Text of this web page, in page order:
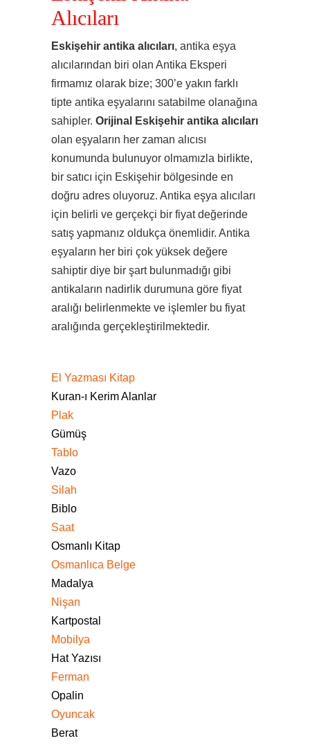
Alıcıları
Eskişehir antika alıcıları, antika eşya
alıcılarından biri olan Antika Eksperi
firmamız olarak bize; 300’e yakın farklı
tipte antika eşyalarını satabilme olanağına
sahipler. Orijinal Eskişehir antika alıcıları
olan eşyaların her zaman alıcısı
konumunda bulunuyor olmamızla birlikte,
bir satıcı için Eskişehir bölgesinde en
doğru adres oluyoruz. Antika eşya alıcıları
için belirli ve gerçekçi bir fiyat değerinde
satış yapmanız oldukça önemlidir. Antika
eşyaların her biri çok yüksek değere
sahiptir diye bir şart bulunmadığı gibi
antikaların nadirlik durumuna göre fiyat
aralığı belirlenmekte ve işlemler bu fiyat
aralığında gerçekleştirilmektedir.
El Yazması Kitap
Kuran-ı Kerim Alanlar
Plak
Gümüş
Tablo
Vazo
Silah
Biblo
Saat
Osmanlı Kitap
Osmanlıca Belge
Madalya
Nişan
Kartpostal
Mobilya
Hat Yazısı
Ferman
Opalin
Oyuncak
Berat